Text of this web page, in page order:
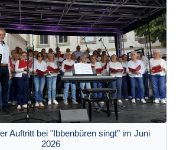
Auftritt bei "Ibbenbüren singt" im Juni
2026